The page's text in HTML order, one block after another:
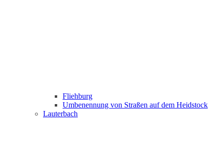
Fliehburg
Umbenennung von Straßen auf dem Heidstock
Lauterbach